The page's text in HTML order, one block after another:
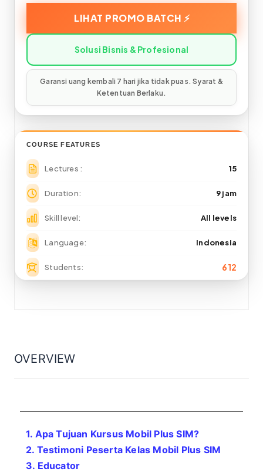
OVERVIEW
1. Apa Tujuan Kursus Mobil Plus SIM?
2. Testimoni Peserta Kelas Mobil Plus SIM
3. Educator
COURSE FEATURES
Lectures 15
Duration 9 jam
Skill level All levels
Language Indonesia
Students 612